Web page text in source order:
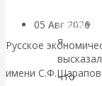
Русское
имени
05 Авг 2026
линии»
я
что